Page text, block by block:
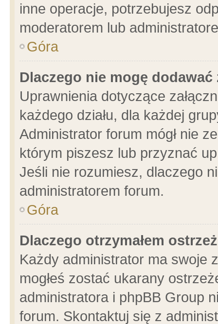
inne operacje, potrzebujesz
moderatorem lub
Góra
Dlaczego nie mogę dodawać
Uprawnienia dotyczące
każdego działu, dla każdej
Administrator forum mógł nie
którym piszesz lub przyznać
Jeśli nie rozumiesz, dlaczego
administratorem forum.
Góra
Dlaczego otrzymałem
Każdy administrator ma swoje
mogłeś zostać ukarany
administratora i phpBB Group
forum. Skontaktuj się z